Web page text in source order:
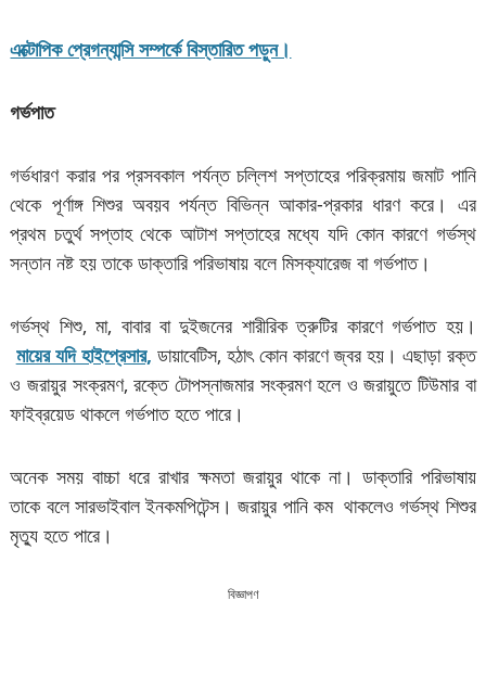
এক্টোপিক প্রেগন্যান্সি সম্পর্কে বিস্তারিত পড়ুন।
গর্ভপাত
গর্ভধারণ করার পর প্রসবকাল পর্যন্ত চল্লিশ সপ্তাহের পরিক্রমায় জমাট পানি
থেকে পূর্ণাঙ্গ শিশুর অবয়ব পর্যন্ত বিভিন্ন আকার-প্রকার ধারণ করে। এর
প্রথম চতুর্থ সপ্তাহ থেকে আটাশ সপ্তাহের মধ্যে যদি কোন কারণে গর্ভস্থ
সন্তান নষ্ট হয় তাকে ডাক্তারি পরিভাষায় বলে মিসক্যারেজ বা গর্ভপাত।
গর্ভস্থ শিশু, মা, বাবার বা দুইজনের শারীরিক ত্রুটির কারণে গর্ভপাত হয়।
মায়ের যদি হাইপ্রেসার, ডায়াবেটিস, হঠাৎ কোন কারণে জ্বর হয়। এছাড়া রক্ত
ও জরায়ুর সংক্রমণ, রক্তে টোপস্নাজমার সংক্রমণ হলে ও জরায়ুতে টিউমার বা
ফাইব্রয়েড থাকলে গর্ভপাত হতে পারে।
অনেক সময় বাচ্চা ধরে রাখার ক্ষমতা জরায়ুর থাকে না। ডাক্তারি পরিভাষায়
তাকে বলে সারভাইবাল ইনকমপিটেন্স। জরায়ুর পানি কম থাকলেও গর্ভস্থ শিশুর
মৃত্যু হতে পারে।
বিজ্ঞাপণ